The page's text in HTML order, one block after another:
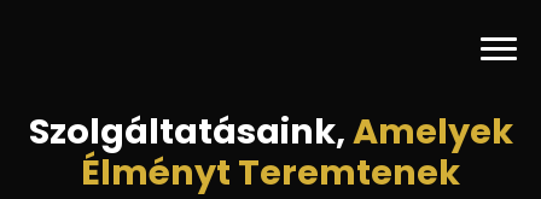
Prémium Koktél
Szolgáltatásaink,Amelyek
Élményt Teremtenek